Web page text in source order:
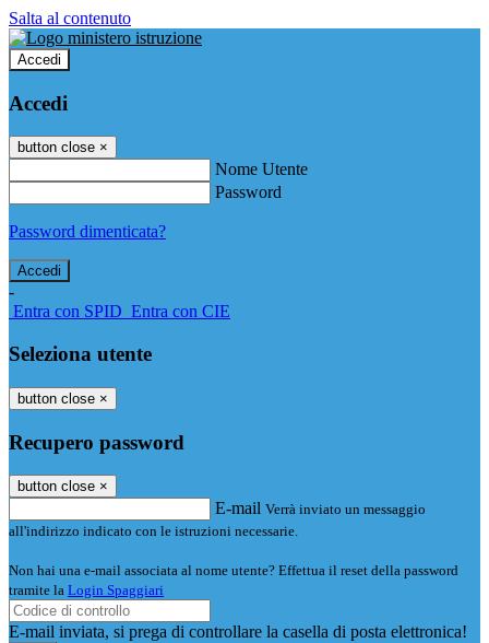
Salta al contenuto
Accedi
Accedi
button close ×
Nome Utente
Password
Password dimenticata?
-
Entra con SPID Entra con CIE
Seleziona utente
button close ×
Recupero password
button close ×
E-mail Verrà inviato un messaggio
all'indirizzo indicato con le istruzioni necessarie.
Non hai una e-mail associata al nome utente? Effettua il reset della password
tramite la Login Spaggiari
E-mail inviata, si prega di controllare la casella di posta elettronica!